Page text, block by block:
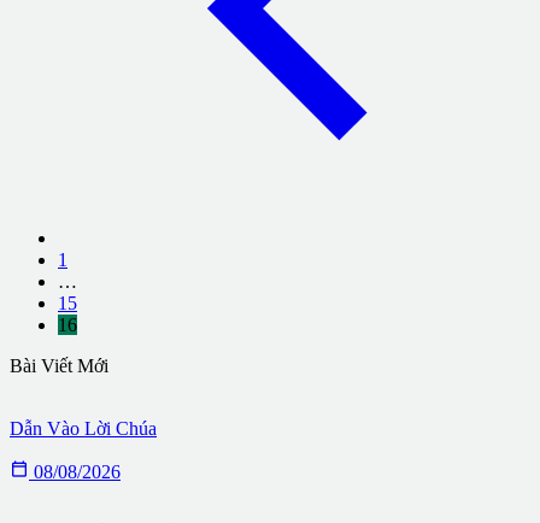
1
…
15
16
Bài Viết Mới
Dẫn Vào Lời Chúa
 08/08/2026